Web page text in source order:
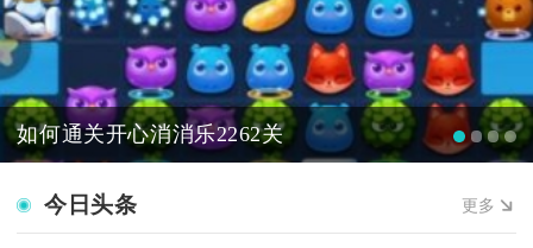
如何通关开心消消乐2262关
今日头条 更多